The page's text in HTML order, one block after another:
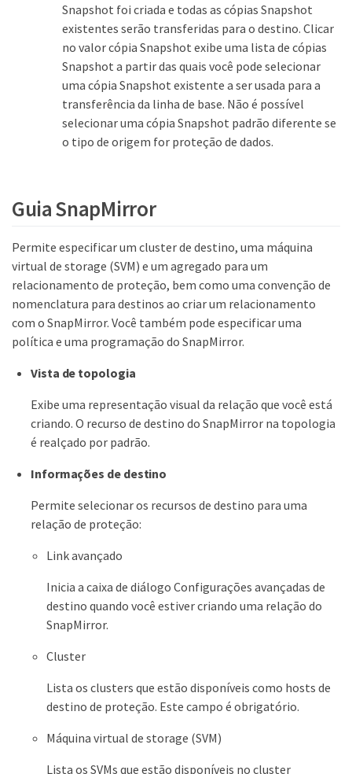
Snapshot foi criada e todas as cópias Snapshot
existentes serão transferidas para o destino. Clicar
no valor cópia Snapshot exibe uma lista de cópias
Snapshot a partir das quais você pode selecionar
uma cópia Snapshot existente a ser usada para a
transferência da linha de base. Não é possível
selecionar uma cópia Snapshot padrão diferente se
o tipo de origem for proteção de dados.
Guia SnapMirror
Permite especificar um cluster de destino, uma máquina
virtual de storage (SVM) e um agregado para um
relacionamento de proteção, bem como uma convenção de
nomenclatura para destinos ao criar um relacionamento
com o SnapMirror. Você também pode especificar uma
política e uma programação do SnapMirror.
Vista de topologia
Exibe uma representação visual da relação que você está
criando. O recurso de destino do SnapMirror na topologia
é realçado por padrão.
Informações de destino
Permite selecionar os recursos de destino para uma
relação de proteção:
Link avançado
Inicia a caixa de diálogo Configurações avançadas de
destino quando você estiver criando uma relação do
SnapMirror.
Cluster
Lista os clusters que estão disponíveis como hosts de
destino de proteção. Este campo é obrigatório.
Máquina virtual de storage (SVM)
Lista os SVMs que estão disponíveis no cluster